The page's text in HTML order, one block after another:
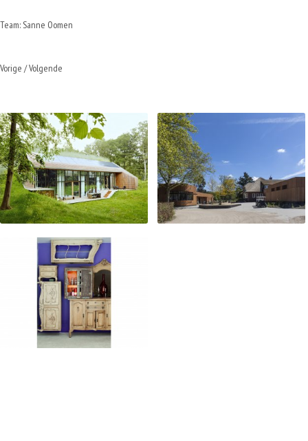
Team: Sanne Oomen
Vorige /Volgende